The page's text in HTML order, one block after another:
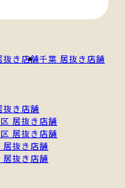
抜き店舗千葉 居抜き店舗
抜き店舗
居抜き店舗
居抜き店舗
居抜き店舗
居抜き店舗